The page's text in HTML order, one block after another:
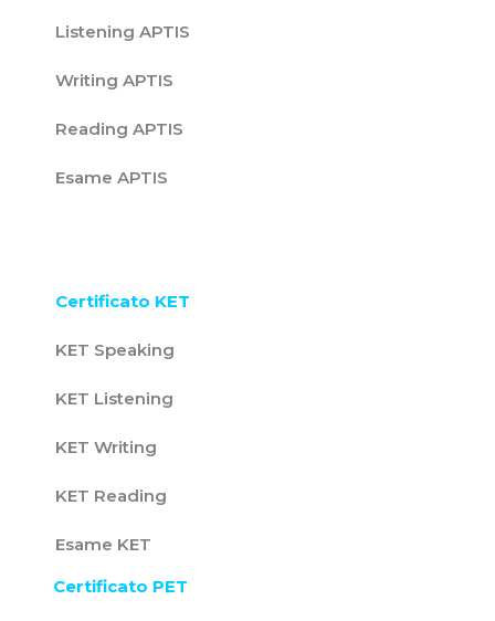
Listening APTIS
Writing APTIS
Reading APTIS
Esame APTIS
Certificato KET
KET Speaking
KET Listening
KET Writing
KET Reading
Esame KET
Certificato PET